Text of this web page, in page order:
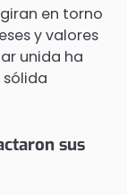
en torno
y valores
unida ha
sus